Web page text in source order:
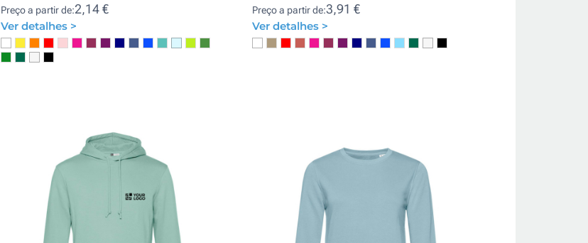
Preço a partir de:2,14 €
Ver detalhes >
Preço a partir de:3,91 €
Ver detalhes >